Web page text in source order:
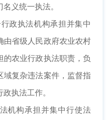
义统一执法。
政执法机构承担并集中
由省级人民政府农业农村
的农业行政执法职责，负
域复杂违法案件，监督指
执法工作。
机构承担并集中行使法